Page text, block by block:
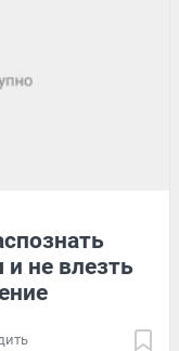
не влезть